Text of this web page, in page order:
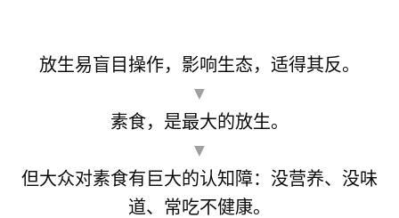
放生易盲目操作，影响生态，适得其反。
▼
素食，是最大的放生。
▼
但大众对素食有巨大的认知障：没营养、没味
道、常吃不健康。